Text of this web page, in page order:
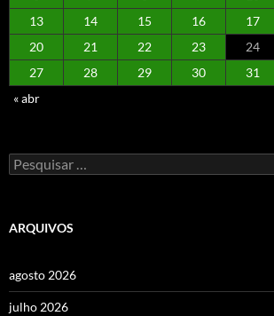
13
14 15 16 17
20
21 22 23 24
27
28 29 30
31
« abr
Pesquisar
por:
ARQUIVOS
agosto 2026
julho 2026